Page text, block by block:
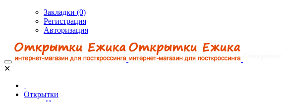
Закладки (0)
Регистрация
Авторизация
✕
Открытки